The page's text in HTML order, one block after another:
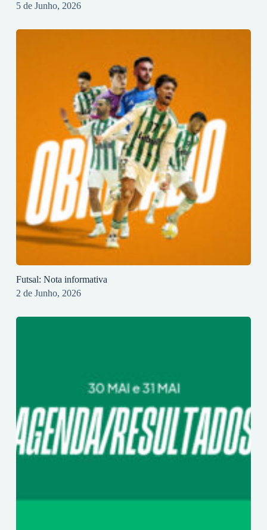
5 de Junho, 2026
Futsal: Nota informativa
2 de Junho, 2026